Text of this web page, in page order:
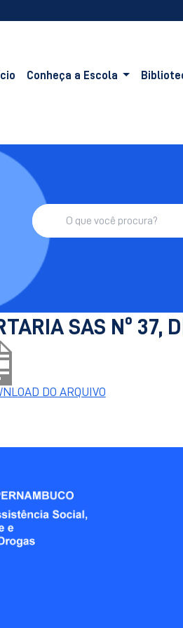
Conheça a Escola
SAS Nº 37,
DO ARQUIVO